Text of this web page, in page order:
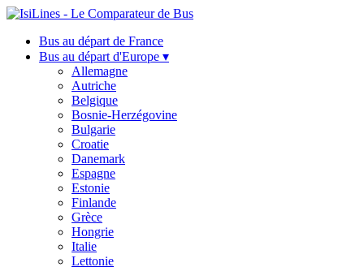
Bus au départ de France
Bus au départ d'Europe ▾
Allemagne
Autriche
Belgique
Bosnie-Herzégovine
Bulgarie
Croatie
Danemark
Espagne
Estonie
Finlande
Grèce
Hongrie
Italie
Lettonie